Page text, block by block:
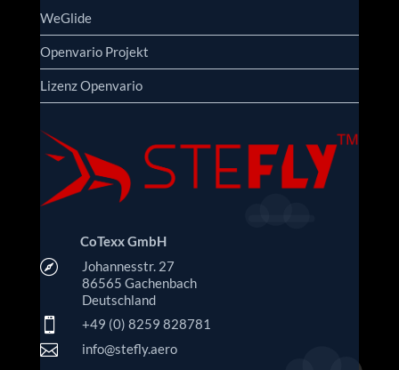
WeGlide
Openvario Projekt
Lizenz Openvario
CoTexx GmbH

Johannesstr. 27
86565 Gachenbach
Deutschland
 +49 (0) 8259 828781
 info@stefly.aero